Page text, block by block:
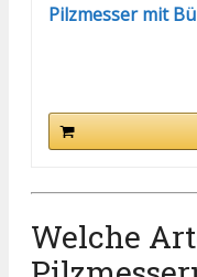
Pilzmesser mit
Welche